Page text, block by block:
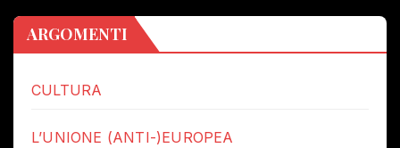
ARGOMENTI
CULTURA
L’UNIONE (ANTI-)EUROPEA